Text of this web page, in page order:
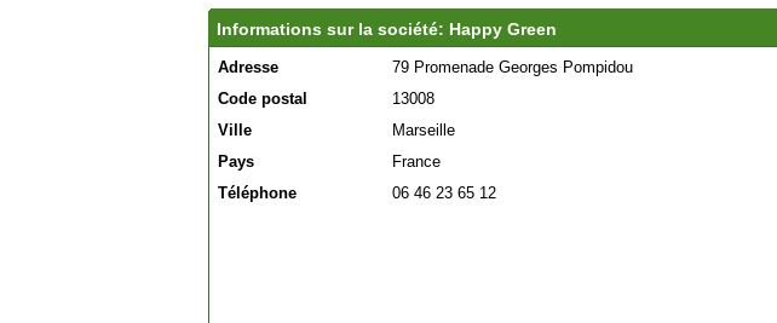
Informations sur la société: Happy Green
Adresse
79 Promenade Georges Pompidou
Code postal
13008
Ville
Marseille
Pays
France
Téléphone
06 46 23 65 12